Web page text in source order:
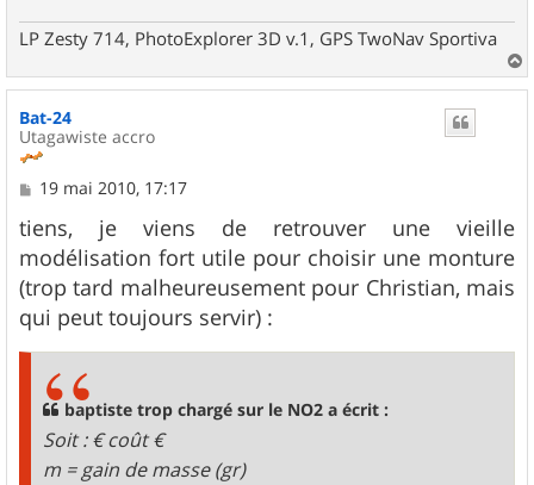
LP Zesty 714, PhotoExplorer 3D v.1, GPS TwoNav Sportiva
a
Bat-24
Utagawiste accro
M
s
s
a
g
e
19 mai 2010, 17:17
tiens, je viens de retrouver une vieille
modélisation fort utile pour choisir une monture
(trop tard malheureusement pour Christian, mais
qui peut toujours servir) :
baptiste trop chargé sur le NO2 a écrit :
Soit : € coût €
m = gain de masse (gr)